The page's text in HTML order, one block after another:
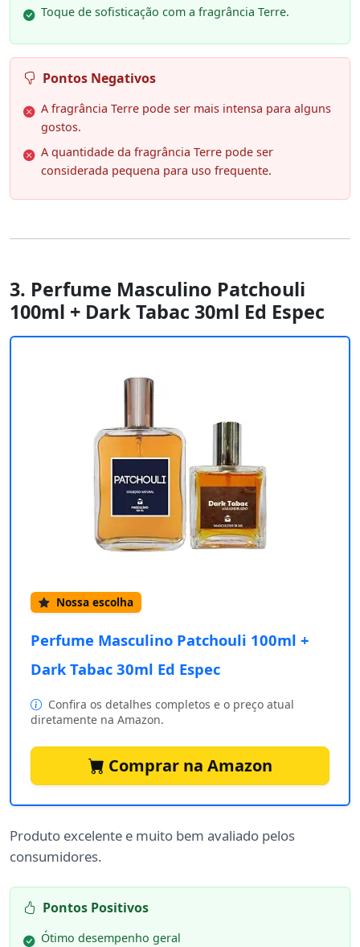
Toque de sofisticação com a fragrância Terre.
Pontos Negativos
A fragrância Terre pode ser mais intensa para alguns
gostos.
A quantidade da fragrância Terre pode ser
considerada pequena para uso frequente.
3. Perfume Masculino Patchouli
100ml + Dark Tabac 30ml Ed Espec
Nossa escolha
Perfume Masculino Patchouli 100ml +
Dark Tabac 30ml Ed Espec
Confira os detalhes completos e o preço atual
diretamente na Amazon.
Comprar na Amazon
Produto excelente e muito bem avaliado pelos
consumidores.
Pontos Positivos
Ótimo desempenho geral